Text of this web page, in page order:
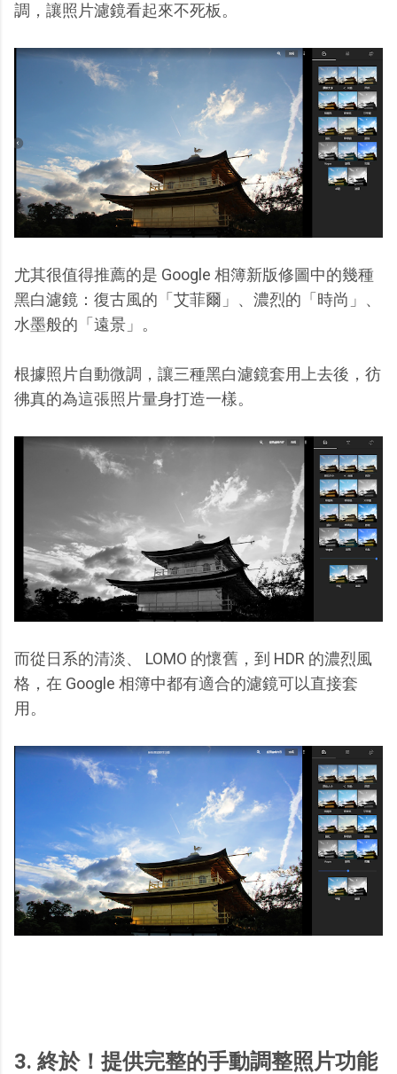
調，讓照片濾鏡看起來不死板。
尤其很值得推薦的是 Google 相簿新版修圖中的幾種
黑白濾鏡：復古風的「艾菲爾」、濃烈的「時尚」、
水墨般的「遠景」。
根據照片自動微調，讓三種黑白濾鏡套用上去後，彷
彿真的為這張照片量身打造一樣。
而從日系的清淡、 LOMO 的懷舊，到 HDR 的濃烈風
格，在 Google 相簿中都有適合的濾鏡可以直接套
用。
3. 終於！提供完整的手動調整照片功能